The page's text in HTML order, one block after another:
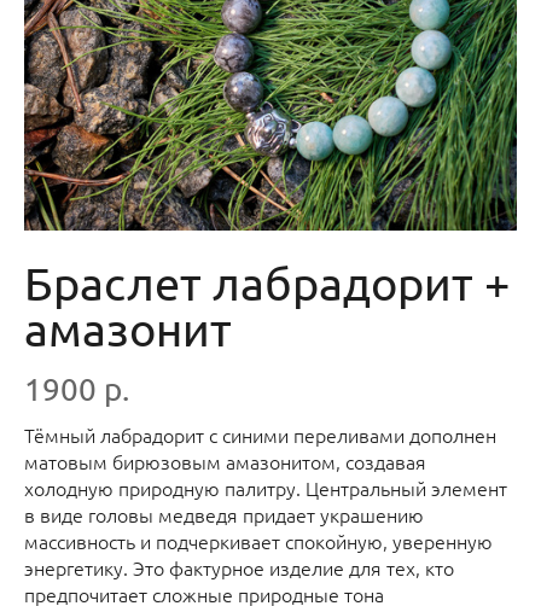
Браслет лабрадорит +
амазонит
1900 р.
Тёмный лабрадорит с синими переливами дополнен
матовым бирюзовым амазонитом, создавая
холодную природную палитру. Центральный элемент
в виде головы медведя придает украшению
массивность и подчеркивает спокойную, уверенную
энергетику. Это фактурное изделие для тех, кто
предпочитает сложные природные тона